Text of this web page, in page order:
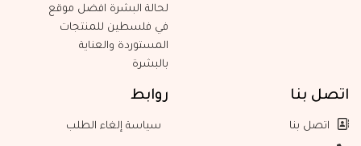
لحالة البشرة افضل موقع
في فلسطين للمنتجات
المستوردة والعناية
بالبشرة
اتصل بنا
اتصل بنا
روابط
سياسة إلغاء الطلب